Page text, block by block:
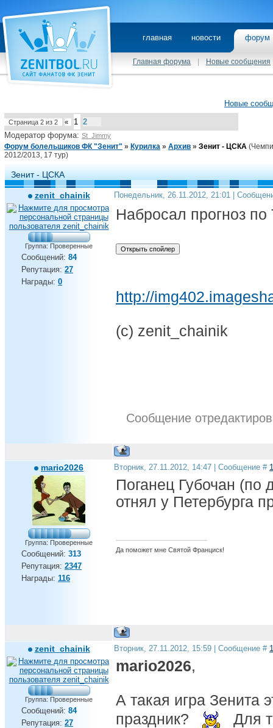
главная новости
Главная форума Новые сообщения
Новые
Страница 2 из 2 « 1 2
Модератор форума: St_Jimmy
Форум болельщиков ФК "Зенит" » Курилка » Архив » Зенит - ЦСКА
2012/2013, 17 тур)
Зенит - ЦСКА
zenit_chainik
Группа: Проверенные
Сообщений: 84
Репутация: 27
Награды: 0
Понедельник, 26.11.2012, 21:01 |
Набросал прогноз
http://
(с) zenit_chainik
Сообщение
mario2026
Группа: Проверенные
Сообщений: 313
Репутация: 2347
Награды: 116
Вторник, 27.11.2012, 14:47 | Сообщение #
Поганец Губочан (по
отнял у Петербурга
Да поможет мне Святой Франциск!
zenit_chainik
Группа: Проверенные
Сообщений: 84
Репутация: 27
Вторник, 27.11.2012, 15:59 | Сообщение #
mario2026,
А такая игра Зенита
праздник?
Для